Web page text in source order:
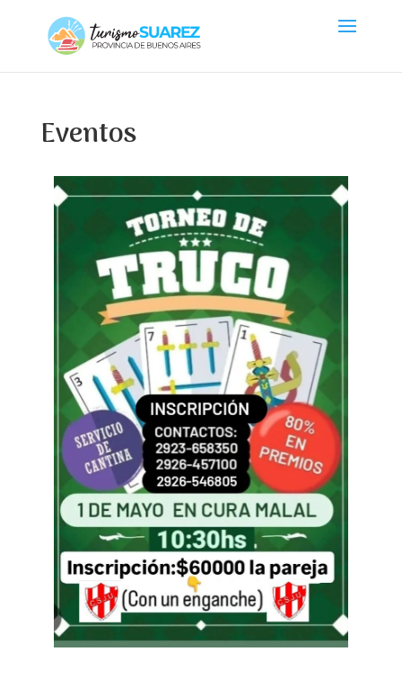
Eventos